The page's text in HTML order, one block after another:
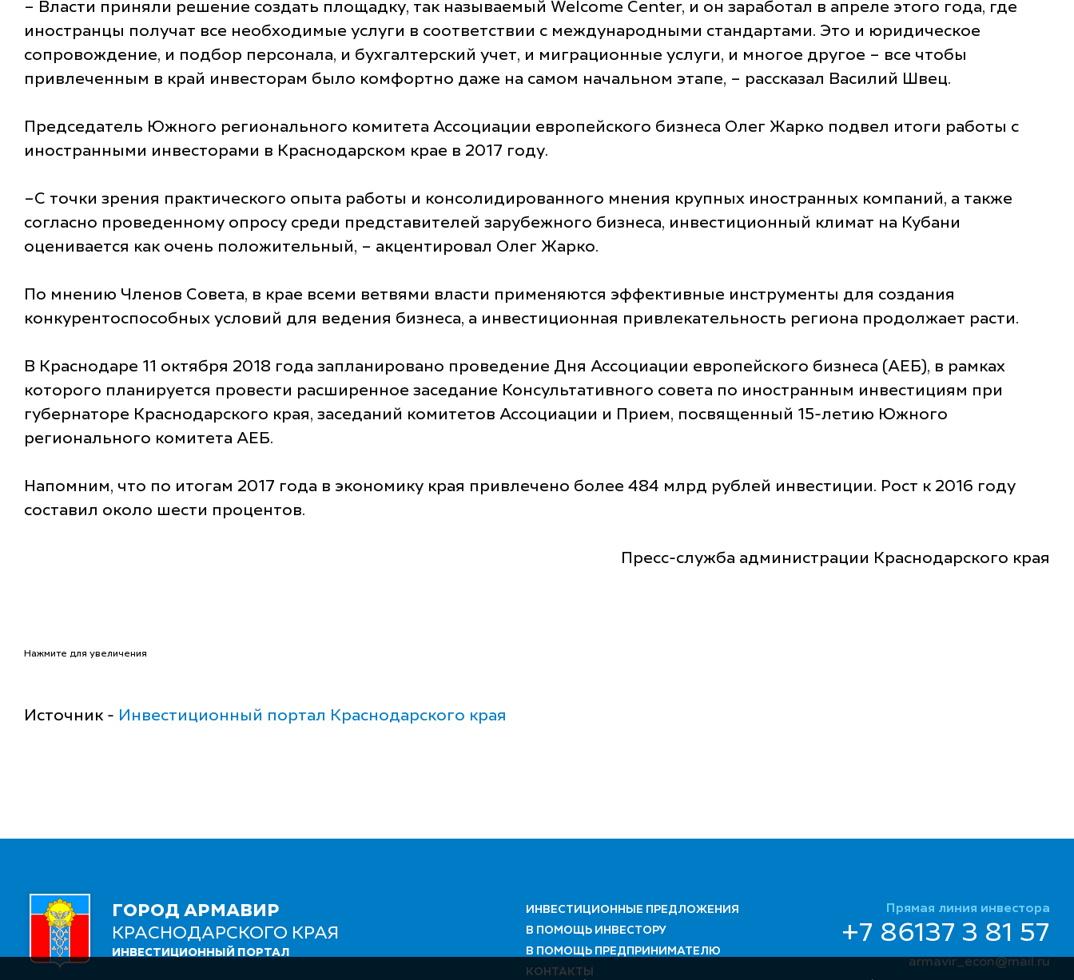
– Власти приняли решение создать площадку, так называемый Welcome Center, и он заработал в апреле этого года, где
иностранцы получат все необходимые услуги в соответствии с международными стандартами. Это и юридическое
сопровождение, и подбор персонала, и бухгалтерский учет, и миграционные услуги, и многое другое – все чтобы
привлеченным в край инвесторам было комфортно даже на самом начальном этапе, – рассказал Василий Швец.
Председатель Южного регионального комитета Ассоциации европейского бизнеса Олег Жарко подвел итоги работы с
иностранными инвесторами в Краснодарском крае в 2017 году.
–С точки зрения практического опыта работы и консолидированного мнения крупных иностранных компаний, а также
согласно проведенному опросу среди представителей зарубежного бизнеса, инвестиционный климат на Кубани
оценивается как очень положительный, – акцентировал Олег Жарко.
По мнению Членов Совета, в крае всеми ветвями власти применяются эффективные инструменты для создания
конкурентоспособных условий для ведения бизнеса, а инвестиционная привлекательность региона продолжает расти.
В Краснодаре 11 октября 2018 года запланировано проведение Дня Ассоциации европейского бизнеса (АЕБ), в рамках
которого планируется провести расширенное заседание Консультативного совета по иностранным инвестициям при
губернаторе Краснодарского края, заседаний комитетов Ассоциации и Прием, посвященный 15-летию Южного
регионального комитета АЕБ.
Напомним, что по итогам 2017 года в экономику края привлечено более 484 млрд рублей инвестиции. Рост к 2016 году
составил около шести процентов.
Пресс-служба администрации Краснодарского края
Нажмите для увеличения
Источник - Инвестиционный портал Краснодарского края
ГОРОД АРМАВИР
КРАСНОДАРСКОГО КРАЯ
ИНВЕСТИЦИОННЫЙ ПОРТАЛ
ИНВЕСТИЦИОННЫЕ ПРЕДЛОЖЕНИЯ
В ПОМОЩЬ ИНВЕСТОРУ
В ПОМОЩЬ ПРЕДПРИНИМАТЕЛЮ
КОНТАКТЫ
Прямая линия инвестора
+7 86137 3 81 57
armavir_econ@mail.ru